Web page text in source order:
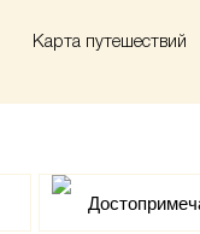
Карта путешествий